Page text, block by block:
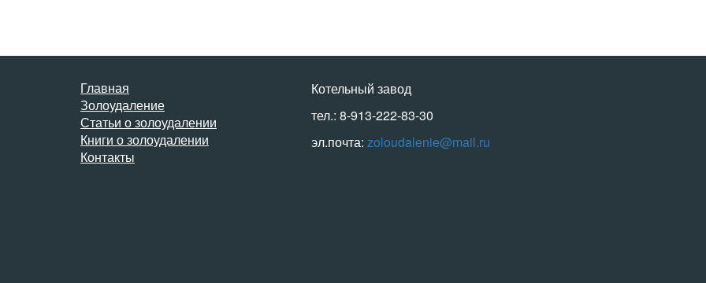
Главная
Золоудаление
Статьи о золоудалении
Книги о золоудалении
Контакты
Котельный завод
тел.: 8-913-222-83-30
эл.почта: zoloudalenie@mail.ru